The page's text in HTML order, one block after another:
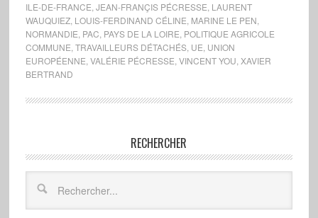
ILE-DE-FRANCE JEAN-FRANÇIS PÉCRESSE LAURENT
WAUQUIEZ, LOUIS-FERDINAND CÉLINE MARINE LE PEN
NORMANDIE PAC PAYS DE LA LOIRE POLITIQUE AGRICOLE
COMMUNE TRAVAILLEURS DÉTACHÉS, UE UNION
EUROPÉENNE VALÉRIE PÉCRESSE VINCENT YOU XAVIER
BERTRAND
RECHERCHER